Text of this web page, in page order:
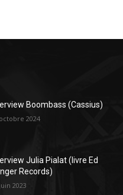
Boombass (Cassius)
2024
Julia Pialat (livre Ed
Records)
2023